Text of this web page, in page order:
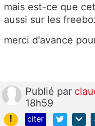
mais est-ce que
aussi sur les
merci d'avance
Publié par
18h59
!
citer